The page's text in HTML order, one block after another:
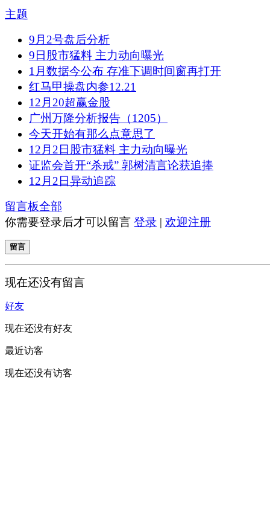
主题
9月2号盘后分析
9日股市猛料 主力动向曝光
1月数据今公布 存准下调时间窗再打开
红马甲操盘内参12.21
12月20超赢金股
广州万隆分析报告（1205）
今天开始有那么点意思了
12月2日股市猛料 主力动向曝光
证监会首开“杀戒” 郭树清言论获追捧
12月2日异动追踪
留言板全部
你需要登录后才可以留言 登录 | 欢迎注册
留言
现在还没有留言
好友
现在还没有好友
最近访客
现在还没有访客